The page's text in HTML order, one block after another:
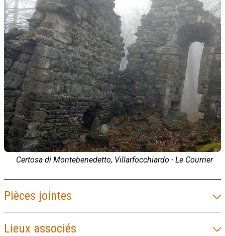
Certosa di Montebenedetto, Villarfocchiardo - Le Courrier
Pièces jointes
Lieux associés